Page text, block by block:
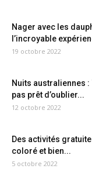
Nager avec les
l’incroyable
19 octobre 2022
Nuits australiennes :
pas prêt d’oublier...
12 octobre 2022
Des activités
coloré et bien...
5 octobre 2022